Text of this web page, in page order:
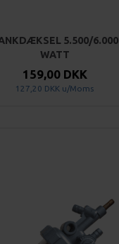
5.500/6.000
WATT
159,00 DKK
127,20 DKK u/Moms